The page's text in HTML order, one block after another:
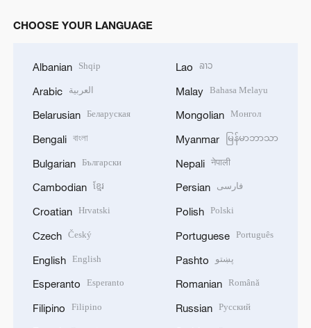
CHOOSE YOUR LANGUAGE
Albanian Shqip
Arabic العربية
Belarusian Беларуская
Bengali বাংলা
Bulgarian Български
Cambodian ខ្មែរ
Croatian Hrvatski
Czech Český
English English
Esperanto Esperanto
Filipino Filipino
Lao ລາວ
Malay Bahasa Melayu
Mongolian Монгол
Myanmar မြန်မာဘာသာ
Nepali नेपाली
Persian فارسی
Polish Polski
Portuguese Português
Pashto پښتو
Romanian Română
Russian Русский